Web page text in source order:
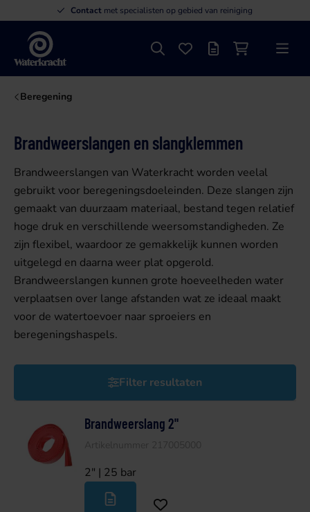
Contact met specialisten op gebied van reiniging
Waterkracht
ZoekenFavorieten
OffertelijstWinkelwagen
Menu
Beregening
Brandweerslangen en slangklemmen
Brandweerslangen van Waterkracht worden veelal
gebruikt voor beregeningsdoeleinden. Deze slangen zijn
gemaakt van duurzaam materiaal, bestand tegen relatief
hoge druk en verschillende weersomstandigheden. Ze
zijn flexibel, waardoor ze gemakkelijk kunnen worden
uitgelegd en daarna weer plat opgerold.
Brandweerslangen kunnen grote hoeveelheden water
verplaatsen over lange afstanden wat ze ideaal maakt
voor de watertoevoer naar sproeiers en
beregeningshaspels.
Filter resultaten
Brandweerslang 2"
2" | 25 bar